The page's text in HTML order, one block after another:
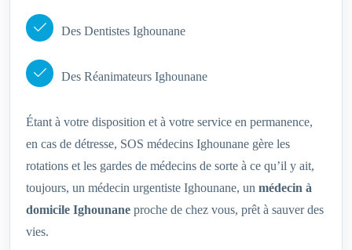
Des Dentistes Ighounane
Des Réanimateurs Ighounane
Étant à votre disposition et à votre service en permanence,
en cas de détresse, SOS médecins Ighounane gère les
rotations et les gardes de médecins de sorte à ce qu’il y ait,
toujours, un médecin urgentiste Ighounane, un médecin à
domicile Ighounane proche de chez vous, prêt à sauver des
vies.